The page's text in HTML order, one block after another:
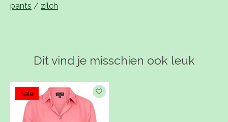
pants / zilch
Dit vind je misschien ook leuk
Items van productcarrousel
Sale